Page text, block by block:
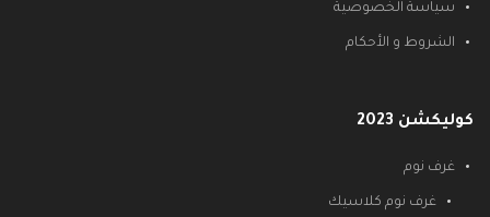
سياسة الخصوصية
الشروط و الأحكام
كوليكشن 2023
غرف نوم
غرف نوم كلاسيك